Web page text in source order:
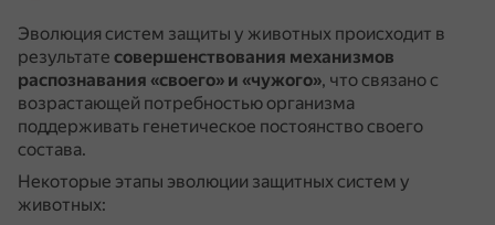
Эволюция систем защиты у животных происходит в
результате совершенствования механизмов
распознавания «своего» и «чужого», что связано с
возрастающей потребностью организма
поддерживать генетическое постоянство своего
состава.
Некоторые этапы эволюции защитных систем у
животных: